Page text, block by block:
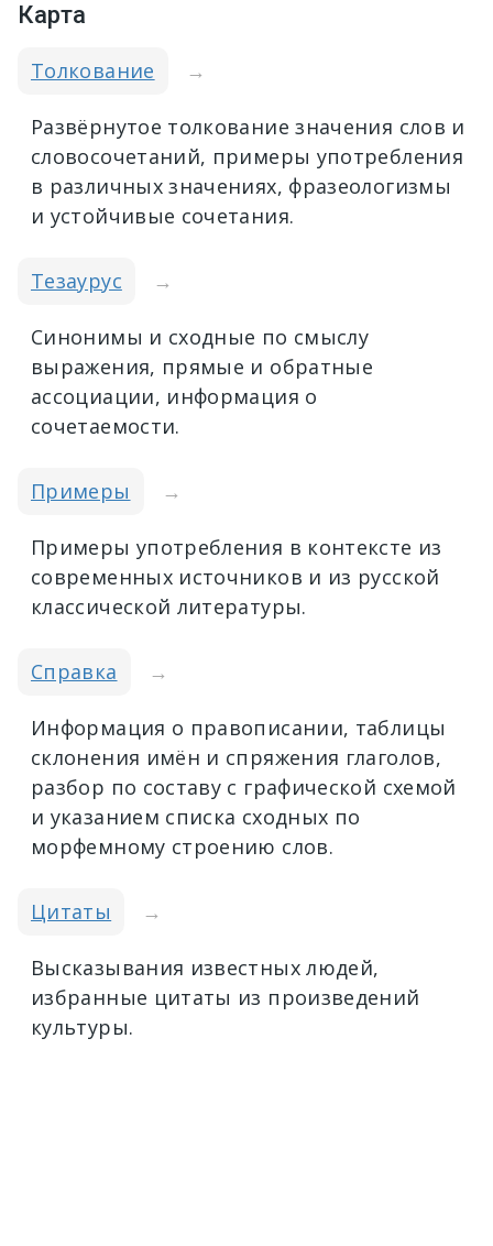
Карта
Толкование →
Развёрнутое толкование значения слов и
словосочетаний, примеры употребления
в различных значениях, фразеологизмы
и устойчивые сочетания.
Тезаурус →
Синонимы и сходные по смыслу
выражения, прямые и обратные
ассоциации, информация о
сочетаемости.
Примеры →
Примеры употребления в контексте из
современных источников и из русской
классической литературы.
Справка →
Информация о правописании, таблицы
склонения имён и спряжения глаголов,
разбор по составу с графической схемой
и указанием списка сходных по
морфемному строению слов.
Цитаты →
Высказывания известных людей,
избранные цитаты из произведений
культуры.